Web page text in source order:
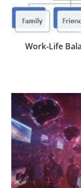
Work-Life